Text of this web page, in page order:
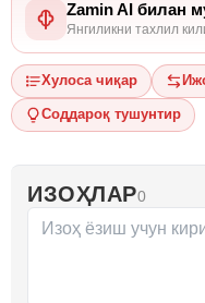
Zamin AI билан
Янгиликни тахлил
Хулоса чиқар
Соддароқ тушунтир
ИЗОҲЛАР0